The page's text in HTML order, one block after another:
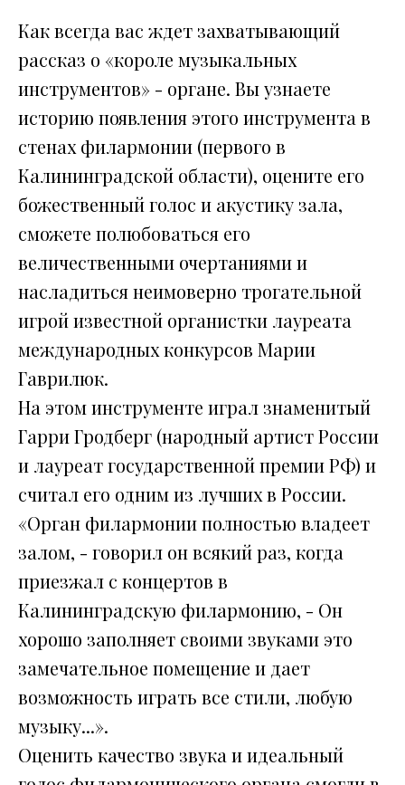
Как всегда вас ждет захватывающий
рассказ о «короле музыкальных
инструментов» - органе. Вы узнаете
историю появления этого инструмента в
стенах филармонии (первого в
Калининградской области), оцените его
божественный голос и акустику зала,
сможете полюбоваться его
величественными очертаниями и
насладиться неимоверно трогательной
игрой известной органистки лауреата
международных конкурсов Марии
Гаврилюк.
На этом инструменте играл знаменитый
Гарри Гродберг (народный артист России
и лауреат государственной премии РФ) и
считал его одним из лучших в России.
«Орган филармонии полностью владеет
залом, - говорил он всякий раз, когда
приезжал с концертов в
Калининградскую филармонию, - Он
хорошо заполняет своими звуками это
замечательное помещение и дает
возможность играть все стили, любую
музыку...».
Оценить качество звука и идеальный